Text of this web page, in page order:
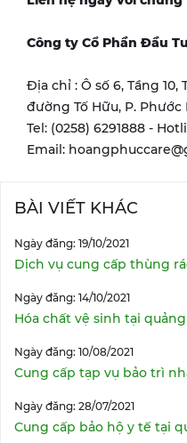
Công ty Cổ Phần Đầu
Địa chỉ : Ô số 6, Tầng 10,
đường Tố Hữu, P. Phước
Tel: (0258) 6291888 -
Email:
BÀI VIẾT KHÁC
Ngày đăng: 19/10/2021
Dịch vụ cung cấp thùng
Ngày đăng: 14/10/2021
Hóa chất vệ sinh tại
Ngày đăng: 10/08/2021
Cung cấp tạp vụ bảo trì
Ngày đăng: 28/07/2021
Cung cấp bảo hộ y tế tại